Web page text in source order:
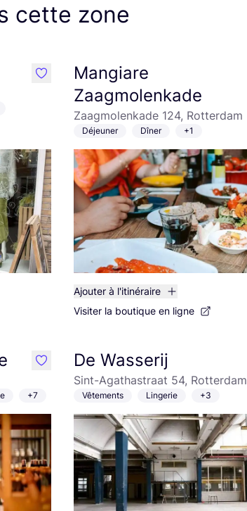
cette zone
like
Mangiare
Zaagmolenkade
Zaagmolenkade 124, Rotterdam
Déjeuner Dîner +1
Ajouter à l'itinéraire
Visiter la boutique en ligne
+7
like De Wasserij
Sint-Agathastraat 54, Rotterdam
Vêtements Lingerie +3